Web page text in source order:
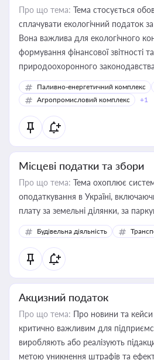
Про що тема: Тема стосується
сплачувати екологічний податок
Вона важлива для екологічного
формування фінансової звітності
природоохоронного законодавства
Паливно-енергетичний комплекс
Агропромисловий комплекс
+1
Місцеві податки та збори
Про що тема: Тема охоплює
оподаткування в Україні,
Будівельна діяльність
Акцизний податок
Про що тема: Про новини та
критично важливим для
виробляють або реалізують
метою уникнення штрафів та